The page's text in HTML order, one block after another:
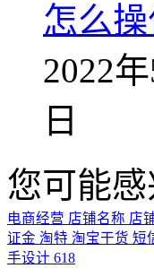
怎么操
2022
日
您可能
电商经营 店铺名称 店
证金 淘特 淘宝干货 短
手设计 618